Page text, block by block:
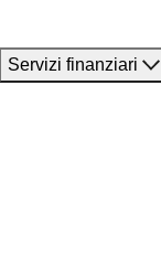
Servizi finanziari